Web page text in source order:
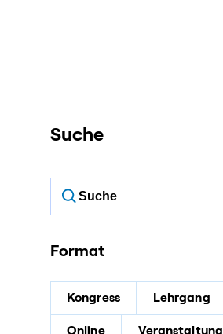
Suche
Format
Kongress Lehrgang
Online Veranstaltung